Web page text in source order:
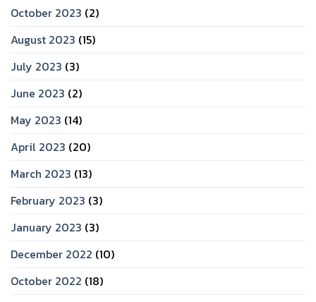
October 2023 (2)
August 2023 (15)
July 2023 (3)
June 2023 (2)
May 2023 (14)
April 2023 (20)
March 2023 (13)
February 2023 (3)
January 2023 (3)
December 2022 (10)
October 2022 (18)